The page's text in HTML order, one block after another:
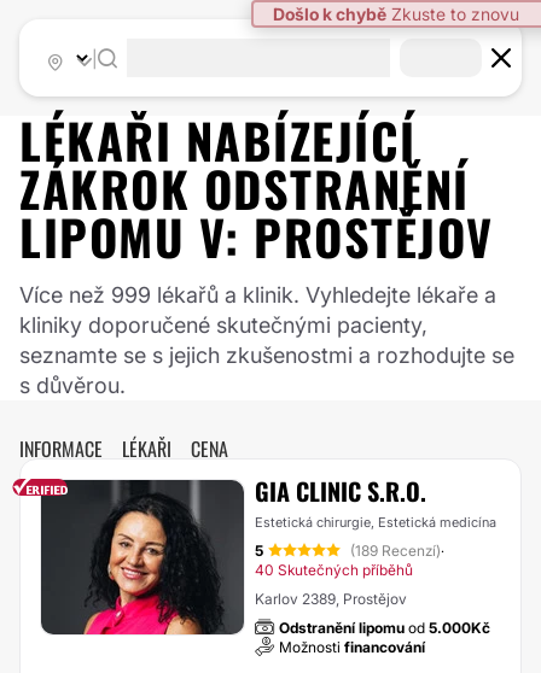
LÉKAŘI NABÍZEJÍCÍ
ZÁKROK ODSTRANĚNÍ
LIPOMU V: PROSTĚJOV
Více než 999 lékařů a klinik. Vyhledejte lékaře a
kliniky doporučené skutečnými pacienty,
seznamte se s jejich zkušenostmi a rozhodujte se
s důvěrou.
INFORMACE LÉKAŘI CENA
GIA CLINIC S.R.O.
Estetická chirurgie, Estetická medicína
5 (189 Recenzí)·
40 Skutečných příběhů
Karlov 2389, Prostějov
Odstranění lipomu od 5.000Kč
Možnosti financování